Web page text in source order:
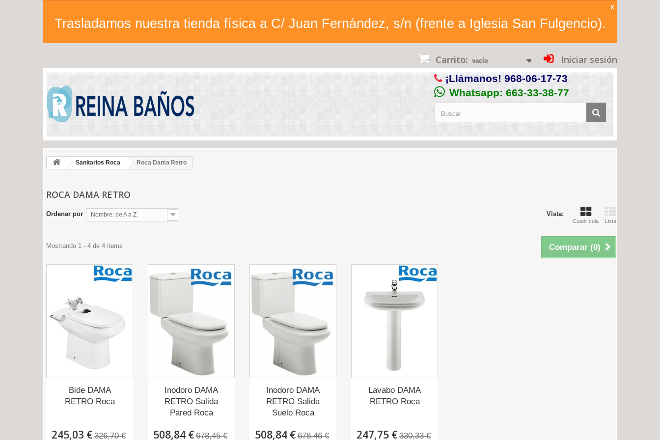
Trasladamos nuestra tienda física a C/ Juan Fernández, s/n (frente a Iglesia San Fulgencio).
X
Iniciar sesión
Carrito: vacío
¡Llámanos! 968-06-17-73
Whatsapp: 663-33-38-77
Sanitarios Roca Roca Dama Retro
ROCA DAMA RETRO
Vista:
Cuadrícula Lista
Ordenar por Nombre: de A a Z
Comparar (0)
Mostrando 1 - 4 de 4 items
Bide DAMA
RETRO Roca
245,03 € 326,70 €
Inodoro DAMA
RETRO Salida
Pared Roca
508,84 € 678,45 €
Inodoro DAMA
RETRO Salida
Suelo Roca
508,84 € 678,46 €
Lavabo DAMA
RETRO Roca
247,75 € 330,33 €